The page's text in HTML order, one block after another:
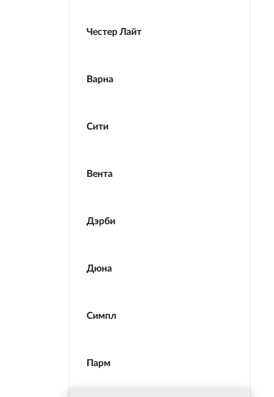
Честер Лайт
Варна
Сити
Вента
Дэрби
Дюна
Симпл
Парм